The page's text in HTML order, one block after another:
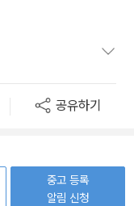
공유하기
중고 등록
알림 신청